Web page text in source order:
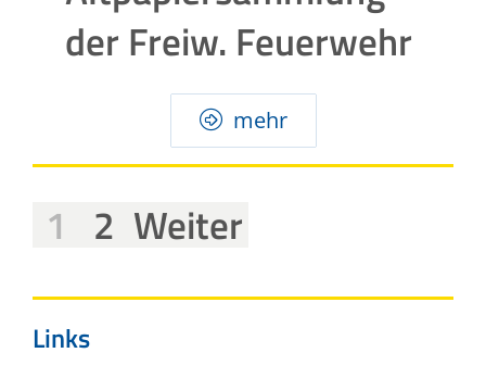
der Freiw. Feuerwehr
mehr
1 2 Weiter
Links